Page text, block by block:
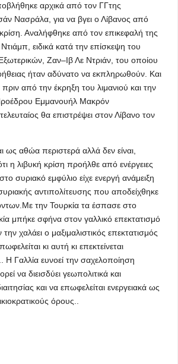
αρχικά από τον ΓΓτης
Νασράλα, για να βγει ο Λίβανος από
Αναλήφθηκε από τον επικεφαλή της
ειδικά κατά την επίσκεψη του
Ζαν–Ιβ Λε Ντριάν, ​​του οποίου
ήταν αδύνατο να εκπληρωθούν. Και
από την έκρηξη του λιμανιού και την
Εμμανουήλ Μακρόν
θα επιστρέψει στον Λίβανο τον
ως αθώα περιστερά αλλά δεν είναι,
η λιβυκή κρίση προήλθε από ενέργειες
συριακό εμφύλιο είχε ενεργή ανάμειξη
αντιπολίτευσης που αποδείχθηκε
την Τουρκία τα έσπασε στο
μπήκε σφήνα στον γαλλικό επεκτατισμό
χαλάει ο μαξιμαλιστικός επεκτατισμός
κι αυτή κι επεκτείνεται
Η Γαλλία ευνοεί την σαχελοποίηση
να διεισδύει γεωπολιτικά και
και να επωφελείται ενεργειακά ως
όρους..